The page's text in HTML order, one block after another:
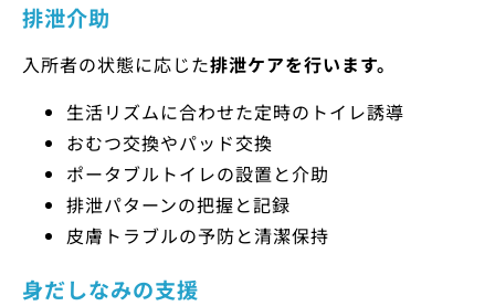
排泄介助
入所者の状態に応じた排泄ケアを行います。
生活リズムに合わせた定時のトイレ誘導
おむつ交換やパッド交換
ポータブルトイレの設置と介助
排泄パターンの把握と記録
皮膚トラブルの予防と清潔保持
身だしなみの支援